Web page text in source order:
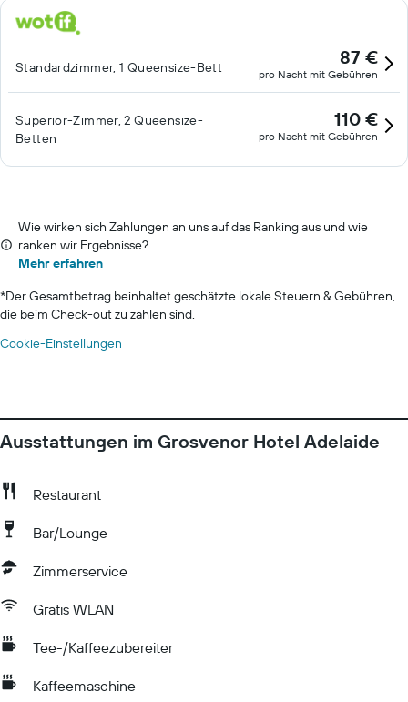
Standardzimmer, 1 Queensize-Bett 87 €
pro Nacht mit Gebühren
Superior-Zimmer, 2 Queensize-
Betten
110 €
pro Nacht mit Gebühren
Wie wirken sich Zahlungen an uns auf das Ranking aus und wie
ranken wir Ergebnisse?
Mehr erfahren
*Der Gesamtbetrag beinhaltet geschätzte lokale Steuern & Gebühren,
die beim Check-out zu zahlen sind.
Cookie-Einstellungen
Ausstattungen im Grosvenor Hotel Adelaide
Restaurant
Bar/Lounge
Zimmerservice
Gratis WLAN
Tee-/Kaffeezubereiter
Kaffeemaschine